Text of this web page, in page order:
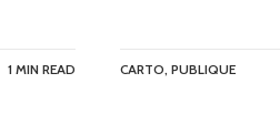
1 MIN READ CARTO, PUBLIQUE